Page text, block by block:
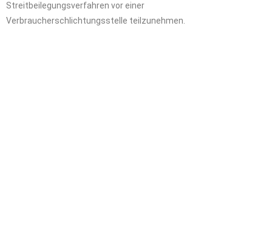
Streitbeilegungsverfahren vor einer
Verbraucherschlichtungsstelle teilzunehmen.